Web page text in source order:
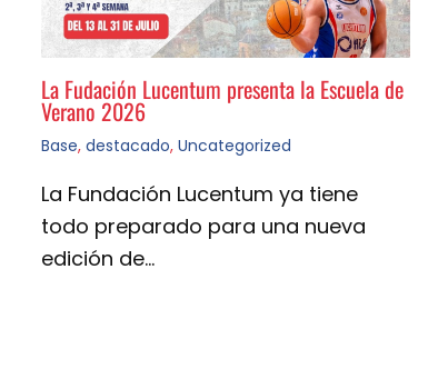
La Fudación Lucentum presenta la Escuela de
Verano 2026
Base, destacado, Uncategorized
La Fundación Lucentum ya tiene
todo preparado para una nueva
edición de…